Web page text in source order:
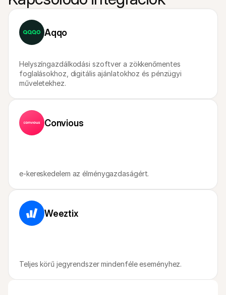
Aqqo
Helyszíngazdálkodási szoftver a zökkenőmentes
foglalásokhoz, digitális ajánlatokhoz és pénzügyi
műveletekhez.
Convious
e-kereskedelem az élménygazdaságért.
Weeztix
Teljes körű jegyrendszer mindenféle eseményhez.
Vásárlóknak
Mollie ügyfeleknek
Lépj kapcsolatba az ügyfélszolgálatunkkal
Vedd fel a kapcsolatot az értékesítéssel
Fedezze fel, hogyan segíthetjük vállalkozását